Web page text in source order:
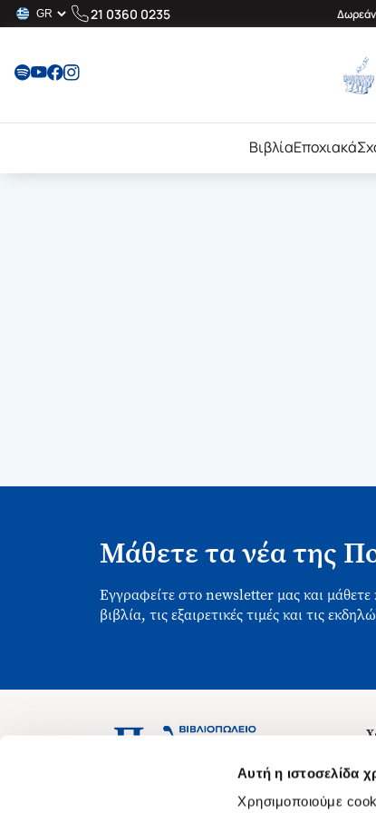
Αυτή η ιστοσελίδα
Χρησιμοποιούμε
21 0360 0235
ΒιβλίαΕποχιακά
Μάθετε τα νέα της
Εγγραφείτε στο newsletter μας και
βιβλία, τις εξαιρετικές τιμές και τις
Ασκληπιού 1-3, Αθήνα 106 79